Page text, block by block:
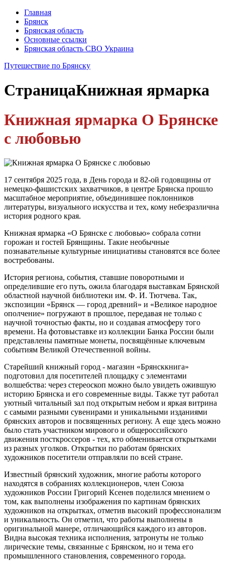
Главная
Брянск
Брянская область
Основные ссылки
Брянская область СВО Украина
Путешествие по Брянску
СтраницаКнижная ярмарка
Книжная ярмарка О Брянске
с любовью
17 сентября 2025 года, в День города и 82-ой годовщины от
немецко-фашистских захватчиков, в центре Брянска прошло
масштабное мероприятие, объединившее поклонников
литературы, визуального искусства и тех, кому небезразлична
история родного края.
Книжная ярмарка «О Брянске с любовью» собрала сотни
горожан и гостей Брянщины. Такие необычные
познавательные культурные инициативы становятся все более
востребованы.
История региона, события, ставшие поворотными и
определившие его путь, ожила благодаря выставкам Брянской
областной научной библиотеки им. Ф. И. Тютчева. Так,
экспозиции «Брянск — город древний» и «Великое народное
ополчение» погружают в прошлое, передавая не только с
научной точностью факты, но и создавая атмосферу того
времени. На фотовыставке из коллекции Банка России были
представлены памятные монеты, посвящённые ключевым
событиям Великой Отечественной войны.
Старейший книжный город - магазин «Брянсккнига»
подготовил для посетителей площадку с элементами
волшебства: через стереоскоп можно было увидеть ожившую
историю Брянска и его современные виды. Также тут работал
уютный читальный зал под открытым небом и яркая витрина
с самыми разными сувенирами и уникальными изданиями
брянских авторов и посвященных региону. А еще здесь можно
было стать участником мирового и общероссийского
движения посткроссеров - тех, кто обменивается открытками
из разных уголков. Открытки по работам брянских
художников посетители отправляли по всей стране.
Известный брянский художник, многие работы которого
находятся в собраниях коллекционеров, член Союза
художников России Григорий Ксенев поделился мнением о
том, как выполнены изображения по картинам брянских
художников на открытках, отметив высокий профессионализм
и уникальность. Он отметил, что работы выполнены в
оригинальной манере, отличающийся каждого из авторов.
Видна высокая техника исполнения, затронуты не только
лирические темы, связанные с Брянском, но и тема его
промышленного становления, современного города.